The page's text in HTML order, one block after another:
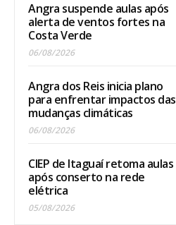
Angra suspende aulas após
alerta de ventos fortes na
Costa Verde
06/08/2026
Angra dos Reis inicia plano
para enfrentar impactos das
mudanças climáticas
06/08/2026
CIEP de Itaguaí retoma aulas
após conserto na rede
elétrica
05/08/2026